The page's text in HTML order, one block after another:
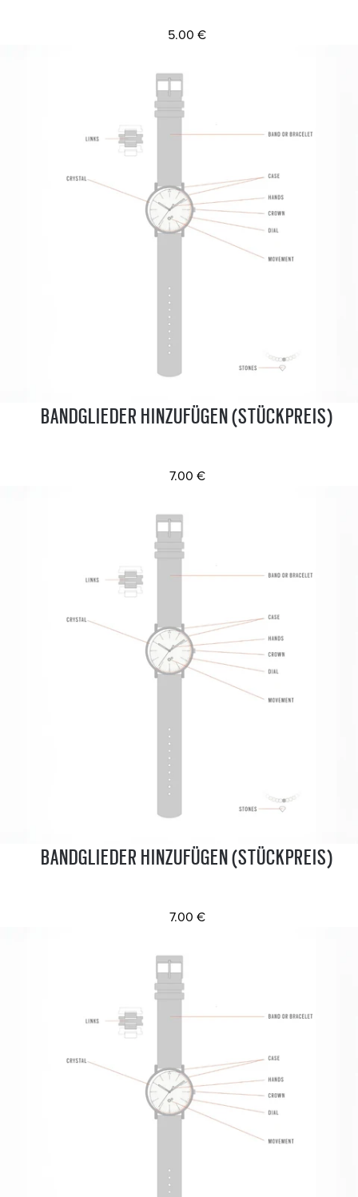
5.00 €
BANDGLIEDER HINZUFÜGEN (STÜCKPREIS)
7.00 €
BANDGLIEDER HINZUFÜGEN (STÜCKPREIS)
7.00 €